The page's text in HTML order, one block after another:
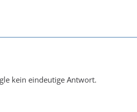
kein eindeutige Antwort.